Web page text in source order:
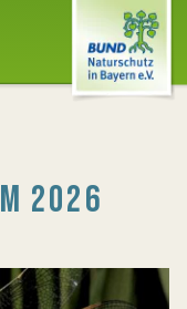
2026